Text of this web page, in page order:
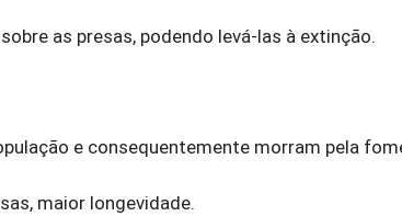
as presas, podendo levá-las à extinção.
e consequentemente morram pela
maior longevidade.